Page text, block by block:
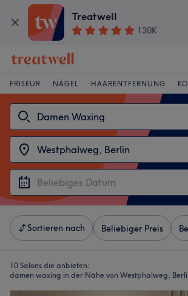
Treatwell
130K
FRISEUR NÄGEL HAARENTFERNUNG
Sortieren nach Beliebiger Preis
10 Salons die anbieten:
damen waxing in der Nähe von Westphalweg,